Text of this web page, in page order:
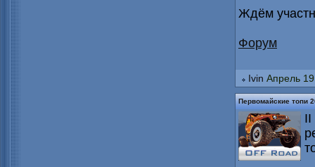
Ждём
Форум
Ivin Апрель
Первомайские топи
II